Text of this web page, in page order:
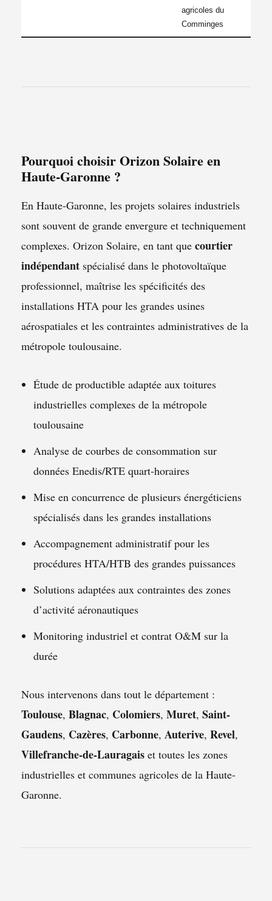
agricoles du
Comminges
Pourquoi choisir Orizon Solaire en
Haute-Garonne ?
En Haute-Garonne, les projets solaires industriels
sont souvent de grande envergure et techniquement
complexes. Orizon Solaire, en tant que courtier
indépendant spécialisé dans le photovoltaïque
professionnel, maîtrise les spécificités des
installations HTA pour les grandes usines
aérospatiales et les contraintes administratives de la
métropole toulousaine.
Étude de productible adaptée aux toitures
industrielles complexes de la métropole
toulousaine
Analyse de courbes de consommation sur
données Enedis/RTE quart-horaires
Mise en concurrence de plusieurs énergéticiens
spécialisés dans les grandes installations
Accompagnement administratif pour les
procédures HTA/HTB des grandes puissances
Solutions adaptées aux contraintes des zones
d’activité aéronautiques
Monitoring industriel et contrat O&M sur la
durée
Nous intervenons dans tout le département :
Toulouse, Blagnac, Colomiers, Muret, Saint-
Gaudens, Cazères, Carbonne, Auterive, Revel,
Villefranche-de-Lauragais et toutes les zones
industrielles et communes agricoles de la Haute-
Garonne.